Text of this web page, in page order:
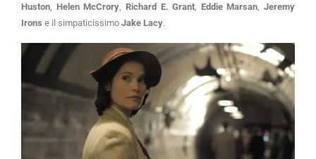
Huston
Helen McCrory Richard E. Grant Eddie Marsan Jeremy
Irons e il simpaticissimo Jake Lacy.